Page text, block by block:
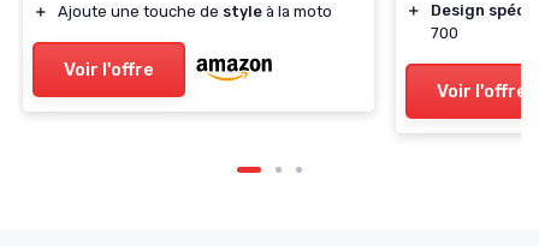
＋
Ajoute une touche de style à la moto
Voir l'offre
＋
Design
700
Voir l'offre